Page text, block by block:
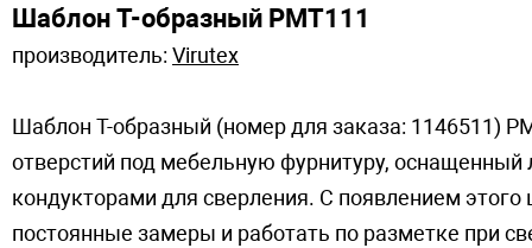
Шаблон T-образный PMT111
производитель: Virutex
Шаблон T-образный (номер для заказа: 1146511)
отверстий под мебельную фурнитуру,
кондукторами для сверления. С появлением
постоянные замеры и работать по разметке при